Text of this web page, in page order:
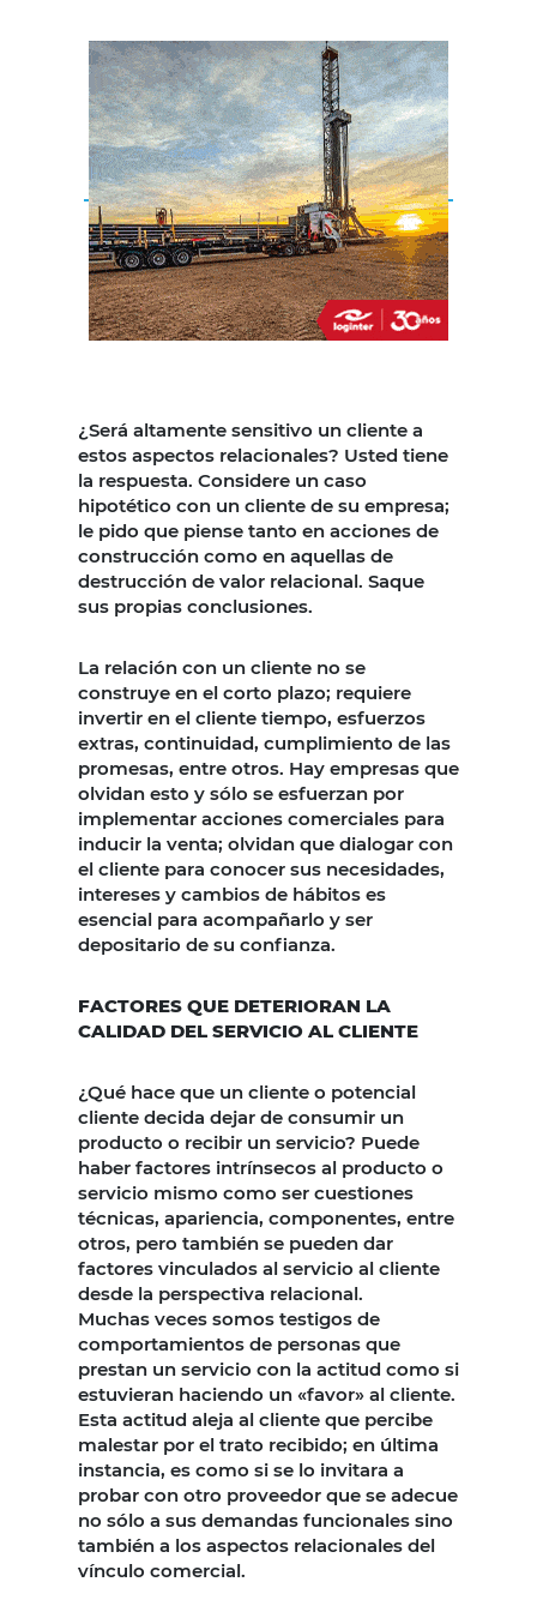
¿Será altamente sensitivo un cliente a
estos aspectos relacionales? Usted tiene
la respuesta. Considere un caso
hipotético con un cliente de su empresa;
le pido que piense tanto en acciones de
construcción como en aquellas de
destrucción de valor relacional. Saque
sus propias conclusiones.
La relación con un cliente no se
construye en el corto plazo; requiere
invertir en el cliente tiempo, esfuerzos
extras, continuidad, cumplimiento de las
promesas, entre otros. Hay empresas que
olvidan esto y sólo se esfuerzan por
implementar acciones comerciales para
inducir la venta; olvidan que dialogar con
el cliente para conocer sus necesidades,
intereses y cambios de hábitos es
esencial para acompañarlo y ser
depositario de su confianza.
FACTORES QUE DETERIORAN LA
CALIDAD DEL SERVICIO AL CLIENTE
¿Qué hace que un cliente o potencial
cliente decida dejar de consumir un
producto o recibir un servicio? Puede
haber factores intrínsecos al producto o
servicio mismo como ser cuestiones
técnicas, apariencia, componentes, entre
otros, pero también se pueden dar
factores vinculados al servicio al cliente
desde la perspectiva relacional.
Muchas veces somos testigos de
comportamientos de personas que
prestan un servicio con la actitud como si
estuvieran haciendo un «favor» al cliente.
Esta actitud aleja al cliente que percibe
malestar por el trato recibido; en última
instancia, es como si se lo invitara a
probar con otro proveedor que se adecue
no sólo a sus demandas funcionales sino
también a los aspectos relacionales del
vínculo comercial.